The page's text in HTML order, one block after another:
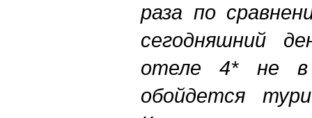
раза по
сегодняшний
отеле 4* не в
обойдется